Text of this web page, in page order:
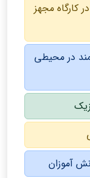
کارگاه مجهز
در محیطی
آموزان